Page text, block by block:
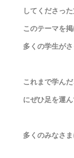
してくださっ
このテーマを掲
多くの学生が
これまで学ん
にぜひ足を運
多くのみなさ